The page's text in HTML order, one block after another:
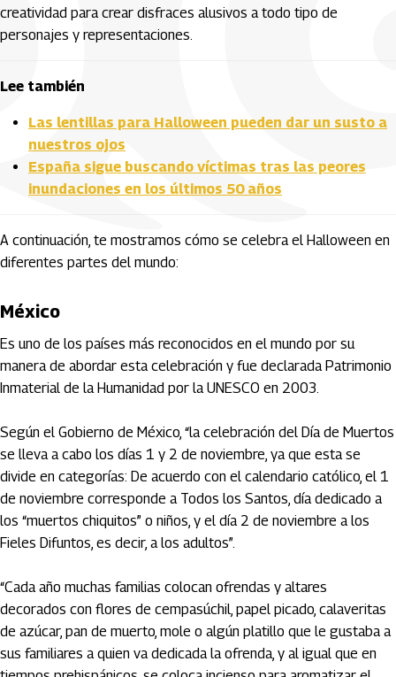
creatividad para crear disfraces alusivos a todo tipo de
personajes y representaciones.
Lee también
Las lentillas para Halloween pueden dar un susto a
nuestros ojos
España sigue buscando víctimas tras las peores
inundaciones en los últimos 50 años
A continuación, te mostramos cómo se celebra el Halloween en
diferentes partes del mundo:
México
Es uno de los países más reconocidos en el mundo por su
manera de abordar esta celebración y fue declarada Patrimonio
Inmaterial de la Humanidad por la UNESCO en 2003.
Según el Gobierno de México, “la celebración del Día de Muertos
se lleva a cabo los días 1 y 2 de noviembre, ya que esta se
divide en categorías: De acuerdo con el calendario católico, el 1
de noviembre corresponde a Todos los Santos, día dedicado a
los “muertos chiquitos” o niños, y el día 2 de noviembre a los
Fieles Difuntos, es decir, a los adultos”.
“Cada año muchas familias colocan ofrendas y altares
decorados con flores de cempasúchil, papel picado, calaveritas
de azúcar, pan de muerto, mole o algún platillo que le gustaba a
sus familiares a quien va dedicada la ofrenda, y al igual que en